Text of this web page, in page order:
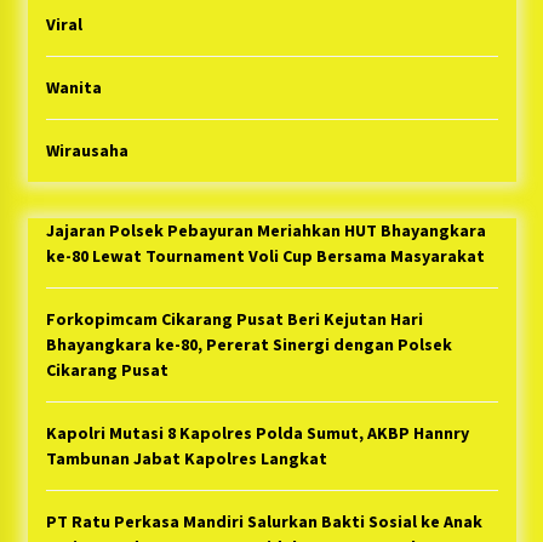
Viral
Wanita
Wirausaha
Jajaran Polsek Pebayuran Meriahkan HUT Bhayangkara
ke-80 Lewat Tournament Voli Cup Bersama Masyarakat
Forkopimcam Cikarang Pusat Beri Kejutan Hari
Bhayangkara ke-80, Pererat Sinergi dengan Polsek
Cikarang Pusat
Kapolri Mutasi 8 Kapolres Polda Sumut, AKBP Hannry
Tambunan Jabat Kapolres Langkat
PT Ratu Perkasa Mandiri Salurkan Bakti Sosial ke Anak